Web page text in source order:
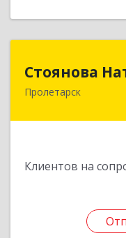
Стоянова
Пролетарск
Клиентов на